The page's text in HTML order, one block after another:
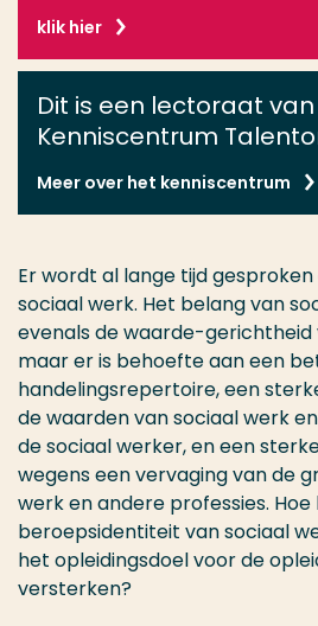
klik hier
Dit is een lectoraat van
Kenniscentrum
Meer over het kenniscentrum
Er wordt al lange tijd
sociaal werk. Het belang van
evenals de waarde-
maar er is behoefte aan een
handelingsrepertoire, een
de waarden van sociaal werk
de sociaal werker, en een
wegens een vervaging van de
werk en andere professies. Hoe
beroepsidentiteit van sociaal
het opleidingsdoel voor de
versterken?